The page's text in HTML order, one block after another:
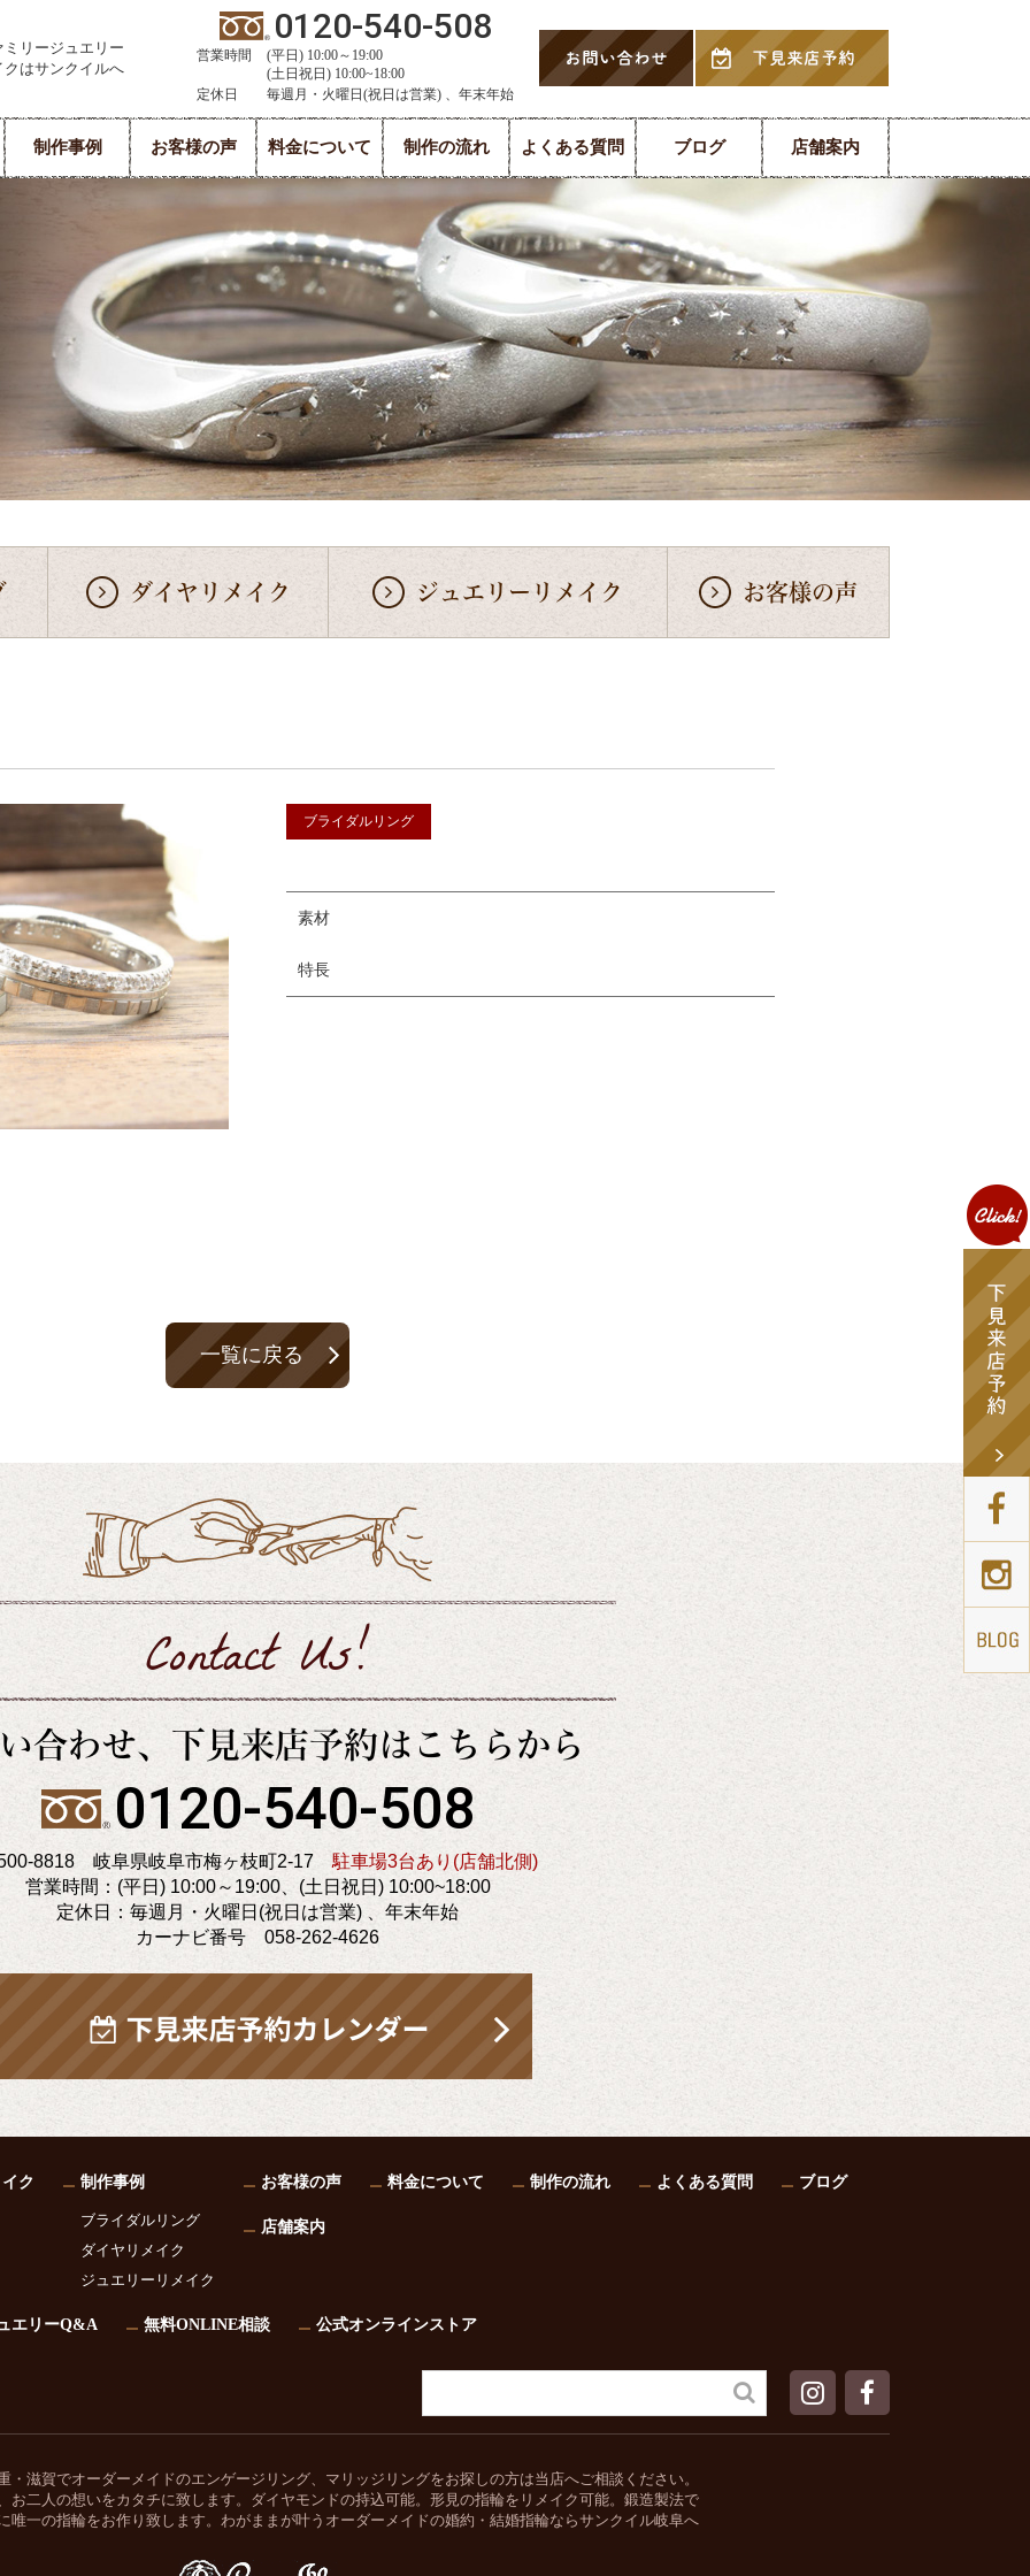
リージュエリー
はサンクイルへ
0120-540-508
営業時間
(平日) 10:00～19:00
(土日祝日) 10:00~18:00
定休日
毎週月・火曜日(祝日は営業) 、年末年始
制作事例 お客様の声 料金について 制作の流れ よくある質問 ブログ 店舗案内
ダイヤリメイク ジュエリーリメイク お客様の声
ブライダルリング
素材
特長
一覧に戻る
Contact Us!
合わせ、 下見来店予約はこちらから
0120-540-508
8818 岐阜県岐阜市梅ヶ枝町2-17 駐車場3台あり(店舗北側)
営業時間：(平日) 10:00～19:00、 (土日祝日) 10:00~18:00
定休日：毎週月・火曜日(祝日は営業) 、 年末年始
カーナビ番号 058-262-4626
ク 制作事例
ブライダルリング
ダイヤリメイク
ジュエリーリメイク
お客様の声 料金について 制作の流れ よくある質問 ブログ
店舗案内
エリーQ&A 無料ONLINE相談 公式オンラインストア
・滋賀でオーダーメイドのエンゲージリング、マリッジリングをお探しの方は当店へご相談ください。
お二人の想いをカタチに致します。ダイヤモンドの持込可能。形見の指輪をリメイク可能。鍛造製法で
唯一の指輪をお作り致します。わがままが叶うオーダーメイドの婚約・結婚指輪ならサンクイル岐阜へ